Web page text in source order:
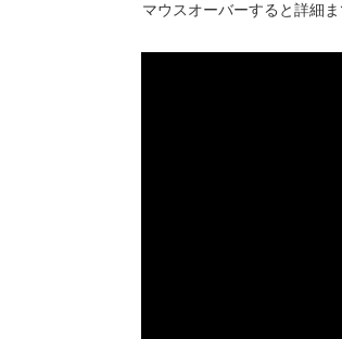
マウスオーバーすると詳細ま